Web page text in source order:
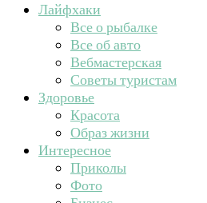
Лайфхаки
Все о рыбалке
Все об авто
Вебмастерская
Советы туристам
Здоровье
Красота
Образ жизни
Интересное
Приколы
Фото